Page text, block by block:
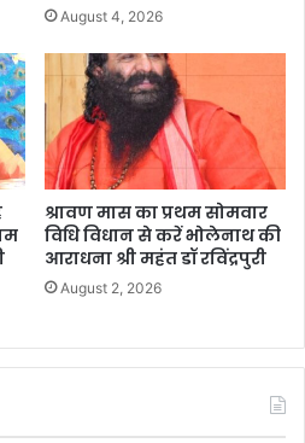
August 4, 2026
श्रावण मास का प्रथम सोमवार
विधि विधान से करें भोलेनाथ की
आराधना श्री महंत डॉ रविंद्रपुरी
August 2, 2026